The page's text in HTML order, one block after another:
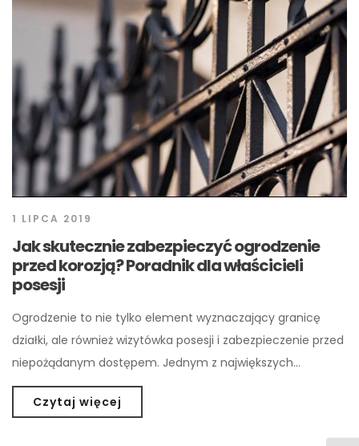
1 LIPCA 2019
Jak skutecznie zabezpieczyć ogrodzenie
przed korozją? Poradnik dla właścicieli
posesji
Ogrodzenie to nie tylko element wyznaczający granicę
działki, ale również wizytówka posesji i zabezpieczenie przed
niepożądanym dostępem. Jednym z największych…
Czytaj więcej